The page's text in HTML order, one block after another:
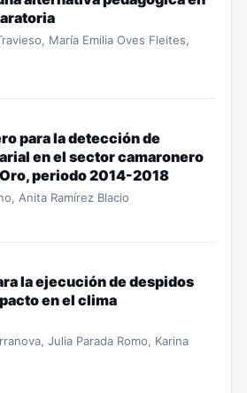
María Emilia Oves Fleites,
para la detección de
en el sector camaronero
periodo 2014-2018
Anita Ramírez Blacio
la ejecución de despidos
en el clima
Julia Parada Romo, Karina